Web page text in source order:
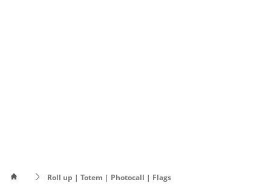
Roll up | Totem | Photocall | Flags